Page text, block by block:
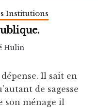
Institutions
Hulin
Il sait en
de sagesse
son ménage il